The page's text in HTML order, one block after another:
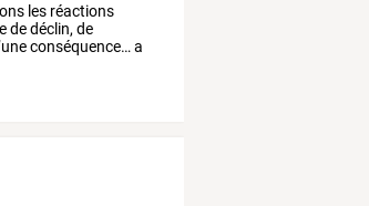
les réactions
dedéclin, de
conséquence… a